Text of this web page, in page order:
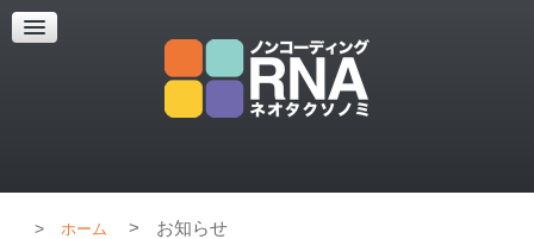
超解像顕微鏡
超解像顕微鏡の紹介
ホーム > お知らせ